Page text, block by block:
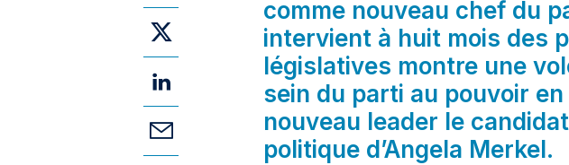
comme nouveau chef du
intervient à huit mois des
législatives montre une
sein du parti au pouvoir
nouveau leader le
politique d’Angela Merkel.